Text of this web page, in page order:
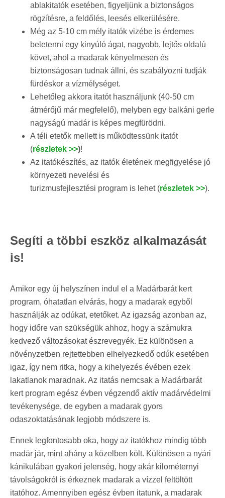
ablakitatók esetében, figyeljünk a biztonságos
rögzítésre, a feldőlés, leesés elkerülésére.
Még az 5-10 cm mély itatók vizébe is érdemes
beletenni egy kinyúló ágat, nagyobb, lejtős oldalú
követ, ahol a madarak kényelmesen és
biztonságosan tudnak állni, és szabályozni tudják
fürdéskor a vízmélységet.
Lehetőleg akkora itatót használjunk (40-50 cm
átmérőjű már megfelelő), melyben egy balkáni gerle
nagyságú madár is képes megfürödni.
A téli etetők mellett is működtessünk itatót
(részletek >>)!
Az itatókészítés, az itatók életének megfigyelése jó
környezeti nevelési és
turizmusfejlesztési program is lehet (részletek >>).
Segíti a többi eszköz alkalmazását
is!
Amikor egy új helyszínen indul el a Madárbarát kert
program, óhatatlan elvárás, hogy a madarak egyből
használják az odúkat, etetőket. Az igazság azonban az,
hogy időre van szükségük ahhoz, hogy a számukra
kedvező változásokat észrevegyék. Ez különösen a
növényzetben rejtettebben elhelyezkedő odúk esetében
igaz, így nem ritka, hogy a kihelyezés évében ezek
lakatlanok maradnak. Az itatás nemcsak a Madárbarát
kert program egész évben végzendő aktív madárvédelmi
tevékenysége, de egyben a madarak gyors
odaszoktatásának legjobb módszere is.
Ennek legfontosabb oka, hogy az itatókhoz mindig több
madár jár, mint ahány a közelben költ. Különösen a nyári
kánikulában gyakori jelenség, hogy akár kilométernyi
távolságokról is érkeznek madarak a vízzel feltöltött
itatóhoz. Amennyiben egész évben itatunk, a madarak